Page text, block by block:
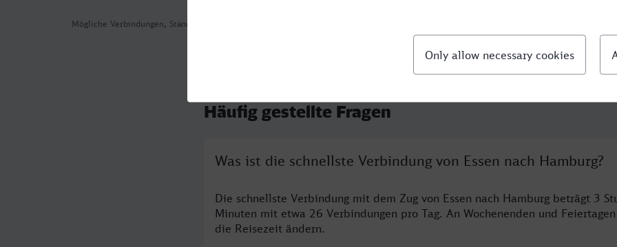
Mögliche Verbindungen, Stand: 2026-08-01 03:37
Häufig gestellte Fragen
Was ist die schnellste Verbindung von Essen nach Hamburg?
Die schnellste Verbindung mit dem Zug von Essen nach Hamburg beträgt 3
Minuten mit etwa 26 Verbindungen pro Tag. An Wochenenden und
die Reisezeit ändern.